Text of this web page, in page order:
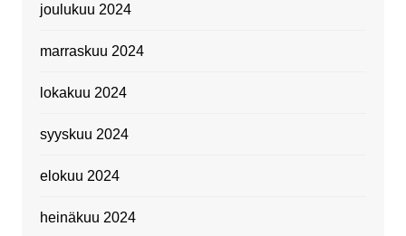
joulukuu 2024
marraskuu 2024
lokakuu 2024
syyskuu 2024
elokuu 2024
heinäkuu 2024